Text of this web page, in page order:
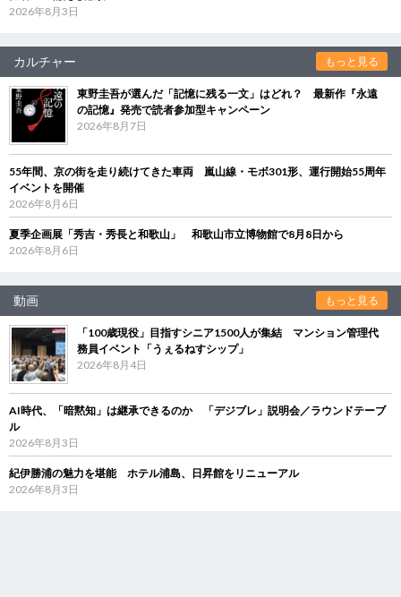
2026年8月3日
カルチャー もっと見る
東野圭吾が選んだ「記憶に残る一文」はどれ？ 最新作『永遠
の記憶』発売で読者参加型キャンペーン
2026年8月7日
55年間、京の街を走り続けてきた車両 嵐山線・モボ301形、運行開始55周年
イベントを開催
2026年8月6日
夏季企画展「秀吉・秀長と和歌山」 和歌山市立博物館で8月8日から
2026年8月6日
動画 もっと見る
「100歳現役」目指すシニア1500人が集結 マンション管理代
務員イベント「うぇるねすシップ」
2026年8月4日
AI時代、「暗黙知」は継承できるのか 「デジブレ」説明会／ラウンドテーブ
ル
2026年8月3日
紀伊勝浦の魅力を堪能 ホテル浦島、日昇館をリニューアル
2026年8月3日